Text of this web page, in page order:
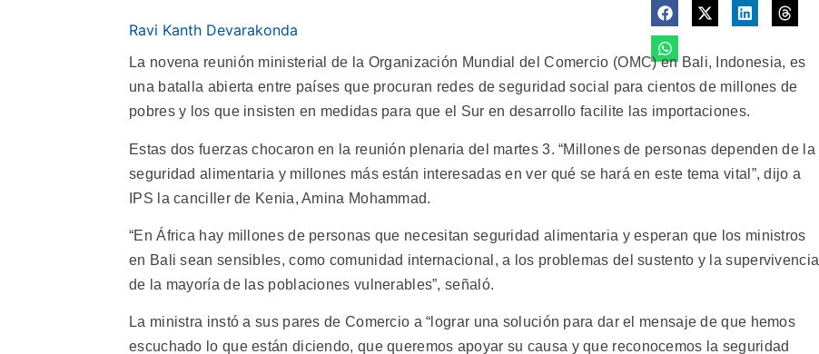
Ravi Kanth Devarakonda
La novena reunión ministerial de la Organización Mundial del Comercio (OMC) en Bali, Indonesia, es
una batalla abierta entre países que procuran redes de seguridad social para cientos de millones de
pobres y los que insisten en medidas para que el Sur en desarrollo facilite las importaciones.
Estas dos fuerzas chocaron en la reunión plenaria del martes 3. “Millones de personas dependen de la
seguridad alimentaria y millones más están interesadas en ver qué se hará en este tema vital”, dijo a
IPS la canciller de Kenia, Amina Mohammad.
“En África hay millones de personas que necesitan seguridad alimentaria y esperan que los ministros
en Bali sean sensibles, como comunidad internacional, a los problemas del sustento y la supervivencia
de la mayoría de las poblaciones vulnerables”, señaló.
La ministra instó a sus pares de Comercio a “lograr una solución para dar el mensaje de que hemos
escuchado lo que están diciendo, que queremos apoyar su causa y que reconocemos la seguridad